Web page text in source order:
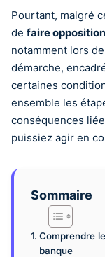
Pourtant, malgré
de faire
notamment lors
démarche,
certaines
ensemble les
conséquences
puissiez agir en
Sommaire
Comprendre
banque